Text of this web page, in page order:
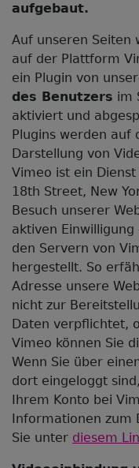
aufgebaut.
Auf unseren Seiten
auf der Plattform
ein Plugin von
des Benutzers im
aktiviert und
Plugins werden auf
Darstellung von
Vimeo ist ein
18th Street, New
Besuch unserer
aktiven
den Servern von
hergestellt. So
Adresse unsere
nicht zur
Daten verpflichtet,
Vimeo können Sie
Wenn Sie über
dort eingeloggt
Ihrem Konto bei
Informationen zum
Sie unter diesem